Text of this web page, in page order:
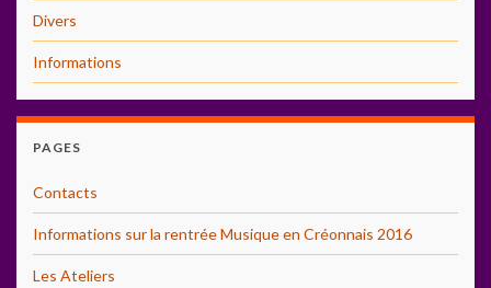
Divers
Informations
PAGES
Contacts
Informations sur la rentrée Musique en Créonnais 2016
Les Ateliers